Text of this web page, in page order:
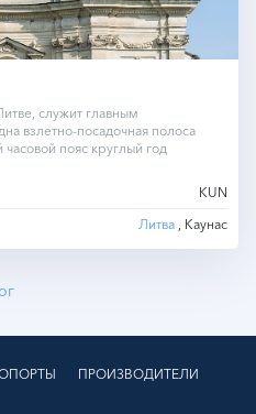
служит главным
взлетно-посадочная полоса
пояс круглый год
KUN
Литва , Каунас
ПРОИЗВОДИТЕЛИ